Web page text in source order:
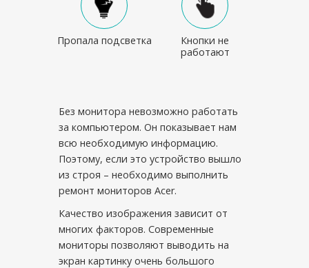
Пропала подсветка
Кнопки не
работают
Без монитора невозможно работать
за компьютером. Он показывает нам
всю необходимую информацию.
Поэтому, если это устройство вышло
из строя – необходимо выполнить
ремонт мониторов Acer.
Качество изображения зависит от
многих факторов. Современные
мониторы позволяют выводить на
экран картинку очень большого